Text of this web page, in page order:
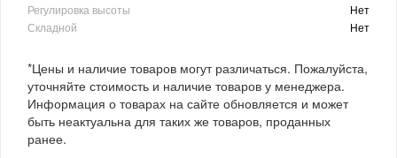
Регулировка высоты
Нет
Складной
Нет
*Цены и наличие товаров могут различаться. Пожалуйста,
уточняйте стоимость и наличие товаров у менеджера.
Информация о товарах на сайте обновляется и может
быть неактуальна для таких же товаров, проданных
ранее.